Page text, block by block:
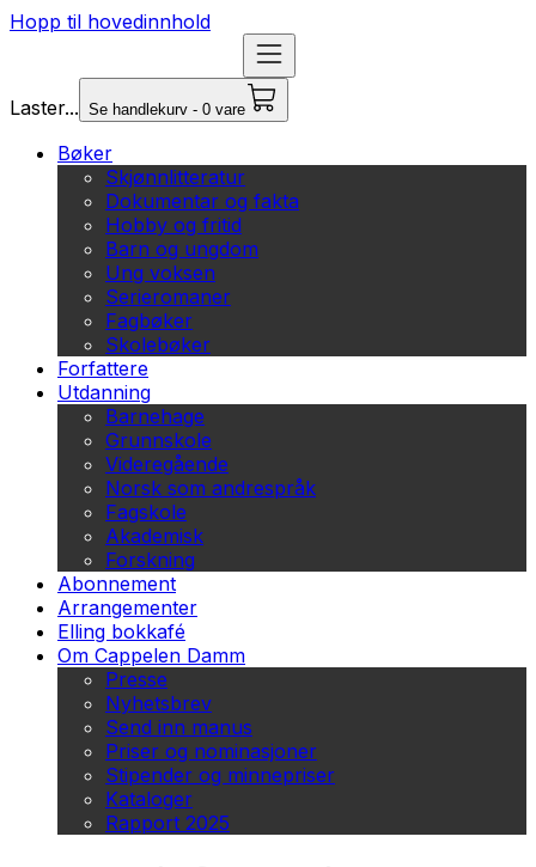
Hopp til hovedinnhold
Laster... Se handlekurv - 0 vare
Bøker
Skjønnlitteratur
Dokumentar og fakta
Hobby og fritid
Barn og ungdom
Ung voksen
Serieromaner
Fagbøker
Skolebøker
Forfattere
Utdanning
Barnehage
Grunnskole
Videregående
Norsk som andrespråk
Fagskole
Akademisk
Forskning
Abonnement
Arrangementer
Elling bokkafé
Om Cappelen Damm
Presse
Nyhetsbrev
Send inn manus
Priser og nominasjoner
Stipender og minnepriser
Kataloger
Rapport 2025